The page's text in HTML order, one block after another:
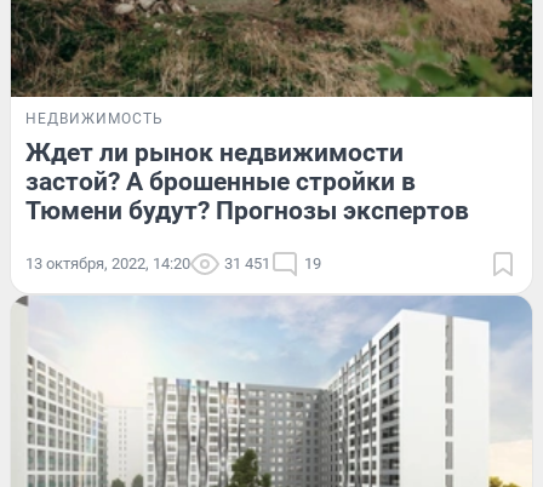
НЕДВИЖИМОСТЬ
Ждет ли рынок недвижимости
застой? А брошенные стройки в
Тюмени будут? Прогнозы экспертов
13 октября, 2022, 14:20 31 451 19